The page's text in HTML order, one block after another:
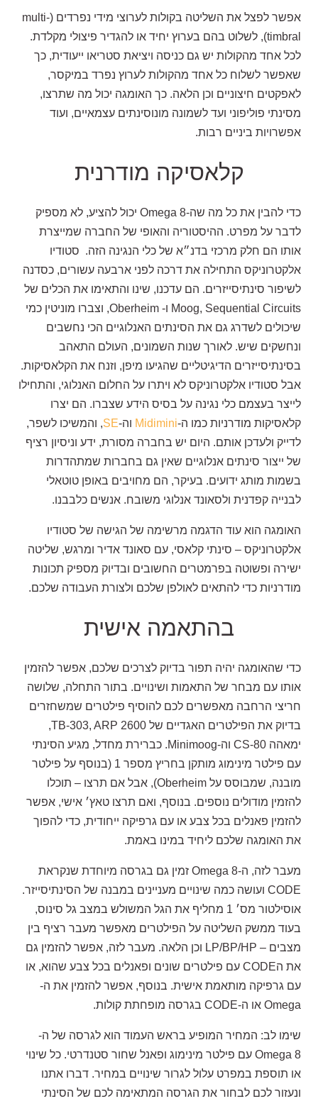
אפשר לפצל את השליטה בקולות לערוצי מידי נפרדים (multi-
timbral), לשלוט בהם בערוץ יחיד או להגדיר פיצולי מקלדת.
לכל אחד מהקולות יש גם כניסה ויציאת סטריאו ייעודית, כך
שאפשר לשלוח כל אחד מהקולות לערוץ נפרד במיקסר,
לאפקטים חיצוניים וכן הלאה. כך האומגה יכול מה שתרצו,
מסינתי פוליפוני ועד לשמונה מונוסינתים עצמאיים, ועוד
אפשרויות ביניים רבות.
קלאסיקה מודרנית
כדי להבין את כל מה שה-Omega 8 יכול להציע, לא מספיק
לדבר על מפרט. ההיסטוריה והאופי של החברה שמייצרת
אותו הם חלק מרכזי בדנ״א של כלי הנגינה הזה. סטודיו
אלקטרוניקס התחילה את דרכה לפני ארבעה עשורים, כסדנה
לשיפור סינתיסייזרים. הם עדכנו, שינו והתאימו את הכלים של
Moog, Sequential Circuits ו- Oberheim, וצברו מוניטין כמי
שיכולים לשדרג גם את הסינתים האנלוגיים הכי נחשבים
ונחשקים שיש. לאורך שנות השמונים, העולם התאהב
בסינתיסייזרים הדיגיטליים שהגיעו מיפן, וזנח את הקלאסיקות.
אבל סטודיו אלקטרוניקס לא ויתרו על החלום האנלוגי, והתחילו
לייצר בעצמם כלי נגינה על בסיס הידע שצברו. הם יצרו
קלאסיקות מודרניות כמו ה-Midimini וה-SE, והמשיכו לשפר,
לדייק ולעדכן אותם. היום יש בחברה מסורת, ידע וניסיון רציף
של ייצור סינתים אנלוגיים שאין גם בחברות שמתהדרות
בשמות מותג ידועים. בעיקר, הם מחויבים באופן טוטאלי
לבנייה קפדנית ולסאונד אנלוגי משובח. אנשים כלבבנו.
האומגה הוא עוד הדגמה מרשימה של הגישה של סטודיו
אלקטרוניקס – סינתי קלאסי, עם סאונד אדיר ומרגש, שליטה
ישירה ופשוטה בפרמטרים החשובים ובדיוק מספיק תכונות
מודרניות כדי להתאים לאולפן שלכם ולצורת העבודה שלכם.
בהתאמה אישית
כדי שהאומגה יהיה תפור בדיוק לצרכים שלכם, אפשר להזמין
אותו עם מבחר של התאמות ושינויים. בתור התחלה, שלושה
חריצי הרחבה מאפשרים לכם להוסיף פילטרים שמשחזרים
בדיוק את הפילטרים האגדיים של TB-303, ARP 2600,
ימאהה CS-80 וה-Minimoog. כברירת מחדל, מגיע הסינתי
עם פילטר מינימוג מותקן בחריץ מספר 1 (בנוסף על פילטר
מובנה, שמבוסס על Oberheim), אבל אם תרצו – תוכלו
להזמין מודולים נוספים. בנוסף, ואם תרצו טאץ׳ אישי, אפשר
להזמין פאנלים בכל צבע או עם גרפיקה ייחודית, כדי להפוך
את האומגה שלכם ליחיד במינו באמת.
מעבר לזה, ה-Omega 8 זמין גם בגרסה מיוחדת שנקראת
CODE ועושה כמה שינויים מעניינים במבנה של הסינתיסייזר.
אוסילטור מס׳ 1 מחליף את הגל המשולש במצב גל סינוס,
בעוד ממשק השליטה על הפילטרים מאפשר מעבר רציף בין
מצבים – LP/BP/HP וכן הלאה. מעבר לזה, אפשר להזמין גם
את הCODE עם פילטרים שונים ופאנלים בכל צבע שהוא, או
עם גרפיקה מותאמת אישית. בנוסף, אפשר להזמין את ה-
Omega או ה-CODE בגרסה מופחתת קולות.
שימו לב: המחיר המופיע בראש העמוד הוא לגרסה של ה-
Omega 8 עם פילטר מינימוג ופאנל שחור סטנדרטי. כל שינוי
או תוספת במפרט עלול לגרור שינויים במחיר. דברו אתנו
ונעזור לכם לבחור את הגרסה המתאימה לכם של הסינתי